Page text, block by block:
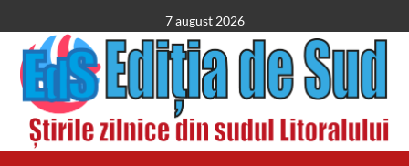
to
content
7 august 2026